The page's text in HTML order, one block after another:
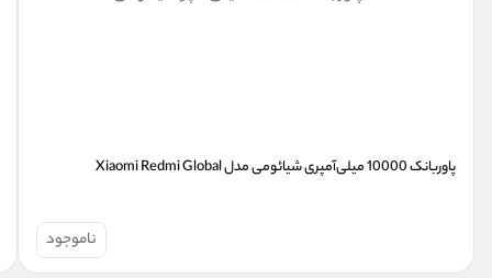
پاوربانک 10000 میلی‌آمپری شیائومی مدل Xiaomi Redmi Global
ناموجود